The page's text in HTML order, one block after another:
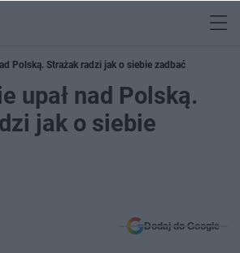
Polską. Strażak radzi jak o siebie zadbać
upał nad Polską.
jak o siebie
Dodaj do Google